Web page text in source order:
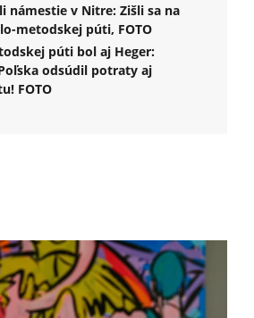
námestie v Nitre: Zišli sa na
metodskej púti, FOTO
púti bol aj Heger:
odsúdil potraty aj
FOTO